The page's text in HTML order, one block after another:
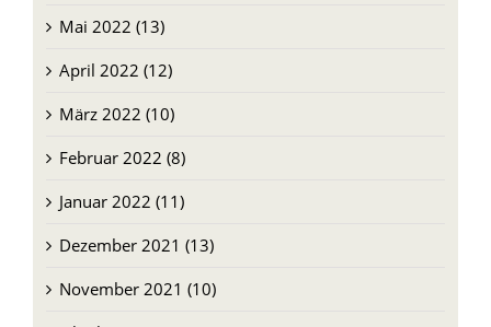
Mai 2022 (13)
April 2022 (12)
März 2022 (10)
Februar 2022 (8)
Januar 2022 (11)
Dezember 2021 (13)
November 2021 (10)